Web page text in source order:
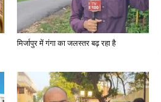
मिर्जापुर में गंगा का जलस्तर बढ़ रहा है